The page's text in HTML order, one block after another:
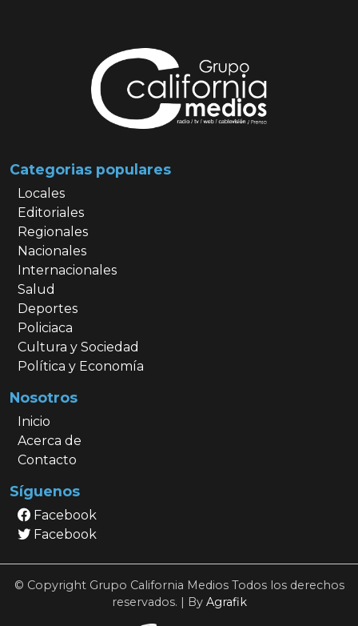
Categorias populares
Locales
Editoriales
Regionales
Nacionales
Internacionales
Salud
Deportes
Policiaca
Cultura y Sociedad
Política y Economía
Nosotros
Inicio
Acerca de
Contacto
Síguenos
Facebook
Facebook
© Copyright Grupo California Medios Todos los derechos
reservados. | By Agrafik